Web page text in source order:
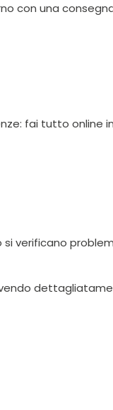
con una
fai tutto online
verificano